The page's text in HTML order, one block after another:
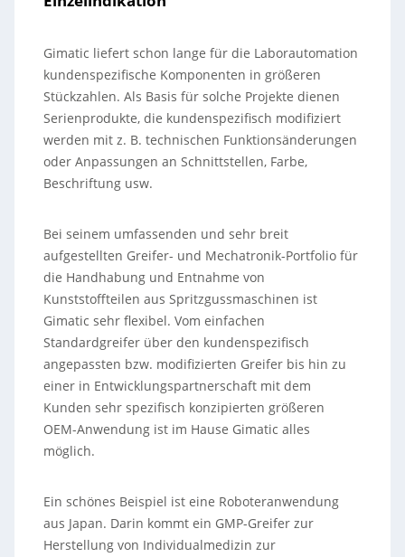
Gimatic liefert schon lange für die Laborautomation
kundenspezifische Komponenten in größeren
Stückzahlen. Als Basis für solche Projekte dienen
Serienprodukte, die kundenspezifisch modifiziert
werden mit z. B. technischen Funktionsänderungen
oder Anpassungen an Schnittstellen, Farbe,
Beschriftung usw.
Bei seinem umfassenden und sehr breit
aufgestellten Greifer- und Mechatronik-Portfolio für
die Handhabung und Entnahme von
Kunststoffteilen aus Spritzgussmaschinen ist
Gimatic sehr flexibel. Vom einfachen
Standardgreifer über den kundenspezifisch
angepassten bzw. modifizierten Greifer bis hin zu
einer in Entwicklungspartnerschaft mit dem
Kunden sehr spezifisch konzipierten größeren
OEM-Anwendung ist im Hause Gimatic alles
möglich.
Ein schönes Beispiel ist eine Roboteranwendung
aus Japan. Darin kommt ein GMP-Greifer zur
Herstellung von Individualmedizin zur